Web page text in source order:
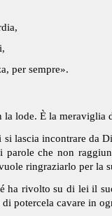
per sempre».
lode. È la meraviglia
si lascia incontrare da
parole che non
ringraziarlo per la
ha rivolto su di lei il
potercela cavare in